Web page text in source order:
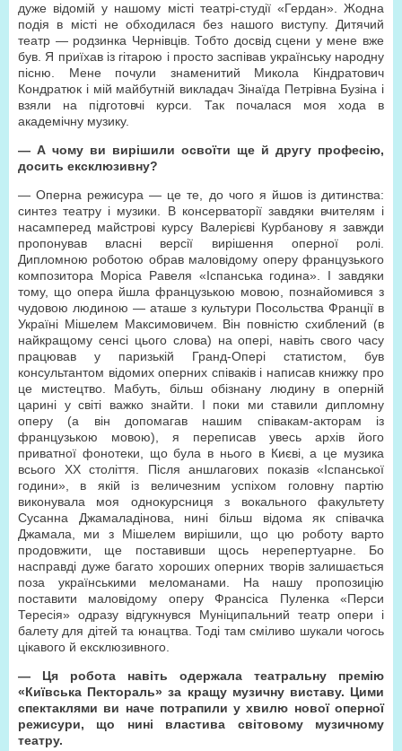
дуже відомій у нашому місті театрі-студії «Гердан». Жодна
подія в місті не обходилася без нашого виступу. Дитячий
театр — родзинка Чернівців. Тобто досвід сцени у мене вже
був. Я приїхав із гітарою і просто заспівав українську народну
пісню. Мене почули знаменитий Микола Кіндратович
Кондратюк і мій майбутній викладач Зінаїда Петрівна Бузіна і
взяли на підготовчі курси. Так почалася моя хода в
академічну музику.
— А чому ви вирішили освоїти ще й другу професію,
досить ексклюзивну?
— Оперна режисура — це те, до чого я йшов із дитинства:
синтез театру і музики. В консерваторії завдяки вчителям і
насамперед майстрові курсу Валерієві Курбанову я завжди
пропонував власні версії вирішення оперної ролі.
Дипломною роботою обрав маловідому оперу французького
композитора Моріса Равеля «Іспанська година». І завдяки
тому, що опера йшла французькою мовою, познайомився з
чудовою людиною — аташе з культури Посольства Франції в
Україні Мішелем Максимовичем. Він повністю схиблений (в
найкращому сенсі цього слова) на опері, навіть свого часу
працював у паризькій Гранд-Опері статистом, був
консультантом відомих оперних співаків і написав книжку про
це мистецтво. Мабуть, більш обізнану людину в оперній
царині у світі важко знайти. І поки ми ставили дипломну
оперу (а він допомагав нашим співакам-акторам із
французькою мовою), я переписав увесь архів його
приватної фонотеки, що була в нього в Києві, а це музика
всього ХХ століття. Після аншлагових показів «Іспанської
години», в якій із величезним успіхом головну партію
виконувала моя однокурсниця з вокального факультету
Сусанна Джамаладінова, нині більш відома як співачка
Джамала, ми з Мішелем вирішили, що цю роботу варто
продовжити, ще поставивши щось нерепертуарне. Бо
насправді дуже багато хороших оперних творів залишається
поза українськими меломанами. На нашу пропозицію
поставити маловідому оперу Франсіса Пуленка «Перси
Тересія» одразу відгукнувся Муніципальний театр опери і
балету для дітей та юнацтва. Тоді там сміливо шукали чогось
цікавого й ексклюзивного.
— Ця робота навіть одержала театральну премію
«Київська Пектораль» за кращу музичну виставу. Цими
спектаклями ви наче потрапили у хвилю нової оперної
режисури, що нині властива світовому музичному
театру.